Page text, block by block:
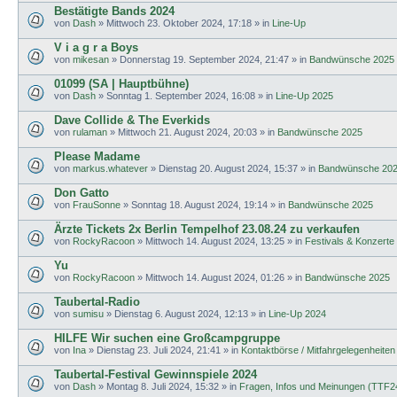
Bestätigte Bands 2024
von Dash » Mittwoch 23. Oktober 2024, 17:18 » in Line-Up
V i a g r a Boys
von mikesan » Donnerstag 19. September 2024, 21:47 » in Bandwünsche 2025
01099 (SA | Hauptbühne)
von Dash » Sonntag 1. September 2024, 16:08 » in Line-Up 2025
Dave Collide & The Everkids
von rulaman » Mittwoch 21. August 2024, 20:03 » in Bandwünsche 2025
Please Madame
von markus.whatever » Dienstag 20. August 2024, 15:37 » in Bandwünsche
Don Gatto
von FrauSonne » Sonntag 18. August 2024, 19:14 » in Bandwünsche 2025
Ärzte Tickets 2x Berlin Tempelhof 23.08.24 zu verkaufen
von RockyRacoon » Mittwoch 14. August 2024, 13:25 » in Festivals & Konzerte
Yu
von RockyRacoon » Mittwoch 14. August 2024, 01:26 » in Bandwünsche 2025
Taubertal-Radio
von sumisu » Dienstag 6. August 2024, 12:13 » in Line-Up 2024
HILFE Wir suchen eine Großcampgruppe
von Ina » Dienstag 23. Juli 2024, 21:41 » in Kontaktbörse / Mitfahrgelegenheiten
Taubertal-Festival Gewinnspiele 2024
von Dash » Montag 8. Juli 2024, 15:32 » in Fragen, Infos und Meinungen